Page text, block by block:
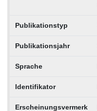
Publikationstyp
Publikationsjahr
Sprache
Identifikator
Erscheinungsvermerk